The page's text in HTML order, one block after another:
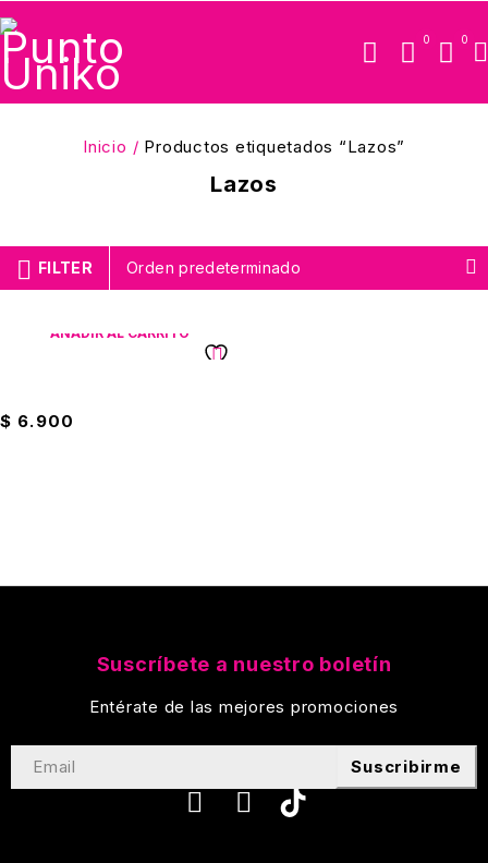
0 0
Lazos
Inicio / Productos etiquetados “Lazos”
FILTER Orden predeterminado
AÑADIR AL CARRITO
$ 6.900
Suscríbete a nuestro boletín
Entérate de las mejores promociones
Suscribirme